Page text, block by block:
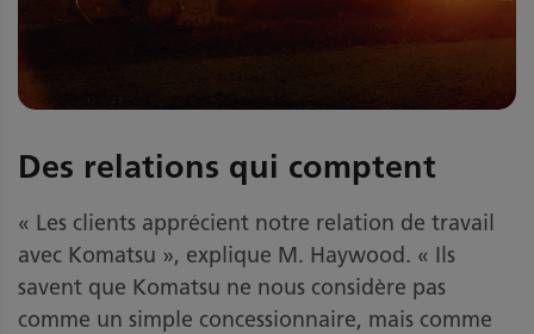
Des relations qui comptent
« Les clients apprécient notre relation de travail
avec Komatsu », explique M. Haywood. « Ils
savent que Komatsu ne nous considère pas
comme un simple concessionnaire, mais comme